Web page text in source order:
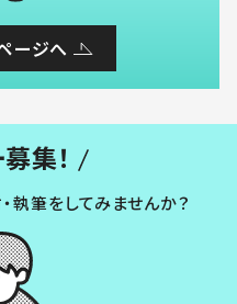
ージへ
集！
執筆をしてみませんか？